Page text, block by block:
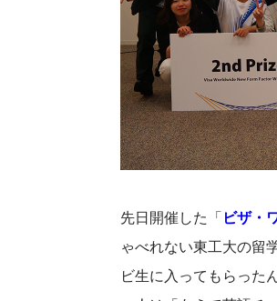
先日開催した「 ビザ・
ゃべれない東工大の留
ビ生に入ってもらった